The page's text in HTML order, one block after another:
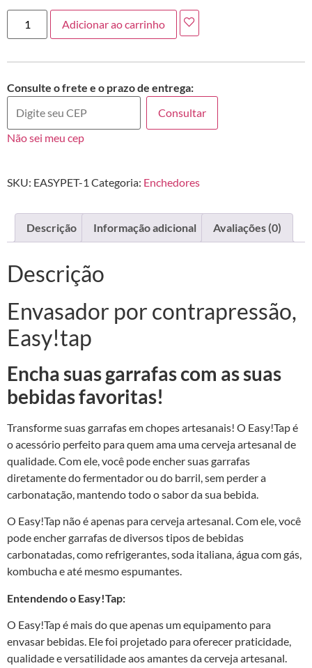
Adicionar ao carrinho
Consulte o frete e o prazo de entrega:
Consultar
Não sei meu cep
SKU: EASYPET-1 Categoria: Enchedores
Descrição Informação adicional Avaliações (0)
Descrição
Envasador por contrapressão,
Easy!tap
Encha suas garrafas com as suas
bebidas favoritas!
Transforme suas garrafas em chopes artesanais! O Easy!Tap é
o acessório perfeito para quem ama uma cerveja artesanal de
qualidade. Com ele, você pode encher suas garrafas
diretamente do fermentador ou do barril, sem perder a
carbonatação, mantendo todo o sabor da sua bebida.
O Easy!Tap não é apenas para cerveja artesanal. Com ele, você
pode encher garrafas de diversos tipos de bebidas
carbonatadas, como refrigerantes, soda italiana, água com gás,
kombucha e até mesmo espumantes.
Entendendo o Easy!Tap:
O Easy!Tap é mais do que apenas um equipamento para
envasar bebidas. Ele foi projetado para oferecer praticidade,
qualidade e versatilidade aos amantes da cerveja artesanal.